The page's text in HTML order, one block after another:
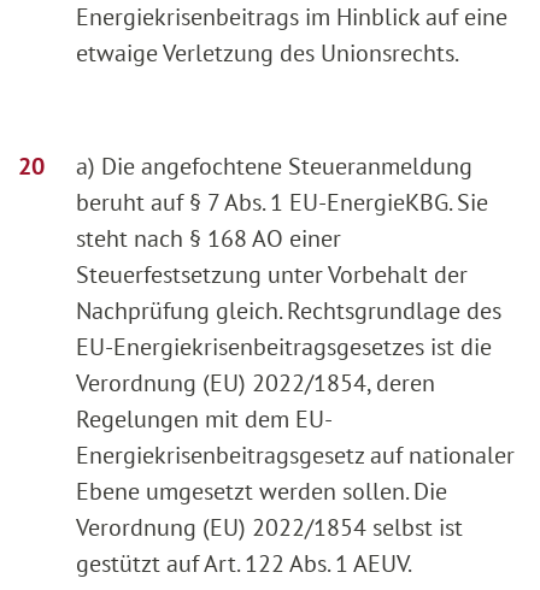
Energiekrisenbeitrags im Hinblick auf eine
etwaige Verletzung des Unionsrechts.
a) Die angefochtene Steueranmeldung
beruht auf § 7 Abs. 1 EU-EnergieKBG. Sie
steht nach § 168 AO einer
Steuerfestsetzung unter Vorbehalt der
Nachprüfung gleich. Rechtsgrundlage des
EU-Energiekrisenbeitragsgesetzes ist die
Verordnung (EU) 2022/1854, deren
Regelungen mit dem EU-
Energiekrisenbeitragsgesetz auf nationaler
Ebene umgesetzt werden sollen. Die
Verordnung (EU) 2022/1854 selbst ist
gestützt auf Art. 122 Abs. 1 AEUV.